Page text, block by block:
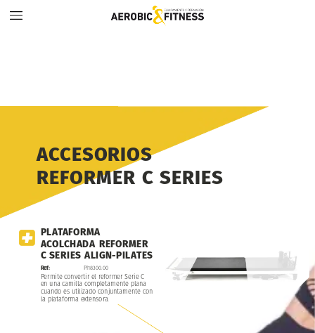
ACCESORIOS
REFORMER C SERIES
Ref: PI18300.00
Permite convertir el reformer Serie C
en una camilla completamente plana
cuando es utilizado conjuntamente con
la plataforma extensora.
PLATAFORMA
ACOLCHADA REFORMER
C SERIES ALIGN-PILATES